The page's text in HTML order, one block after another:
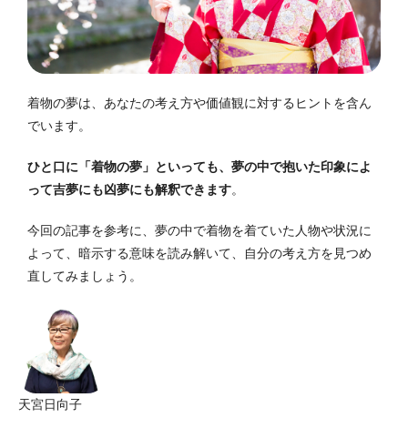
着物の夢は、あなたの考え方や価値観に対するヒントを含ん
でいます。
ひと口に「着物の夢」といっても、夢の中で抱いた印象によ
って吉夢にも凶夢にも解釈できます。
今回の記事を参考に、夢の中で着物を着ていた人物や状況に
よって、暗示する意味を読み解いて、自分の考え方を見つめ
直してみましょう。
天宮日向子